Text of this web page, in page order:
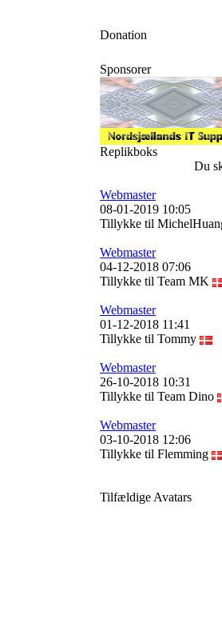
Donation
Sponsorer
Replikboks
Du
Webmaster
08-01-2019 10:05
Tillykke til
Webmaster
04-12-2018 07:06
Tillykke til Team MK
Webmaster
01-12-2018 11:41
Tillykke til Tommy
Webmaster
26-10-2018 10:31
Tillykke til Team Dino
Webmaster
03-10-2018 12:06
Tillykke til Flemming
Tilfældige Avatars